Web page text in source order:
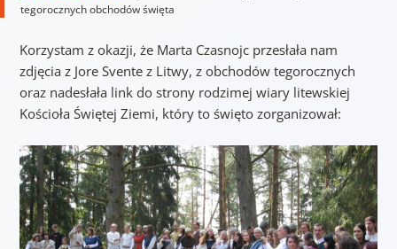
tegorocznych obchodów święta
Korzystam z okazji, że Marta Czasnojc przesłała nam
zdjęcia z Jore Svente z Litwy, z obchodów tegorocznych
oraz nadesłała link do strony rodzimej wiary litewskiej
Kościoła Świętej Ziemi, który to święto zorganizował: